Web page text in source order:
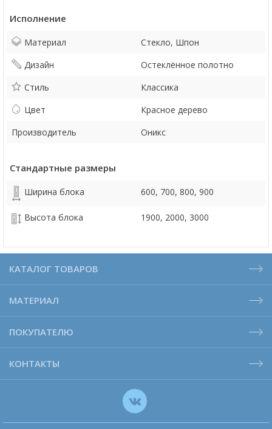
Исполнение
Материал
Стекло, Шпон
Дизайн
Остеклённое полотно
Стиль
Классика
Цвет
Красное дерево
Производитель
Оникс
Стандартные размеры
Ширина блока 600, 700, 800, 900
Высота блока 1900, 2000, 3000
КАТАЛОГ ТОВАРОВ
МАТЕРИАЛ
ПОКУПАТЕЛЮ
КОНТАКТЫ